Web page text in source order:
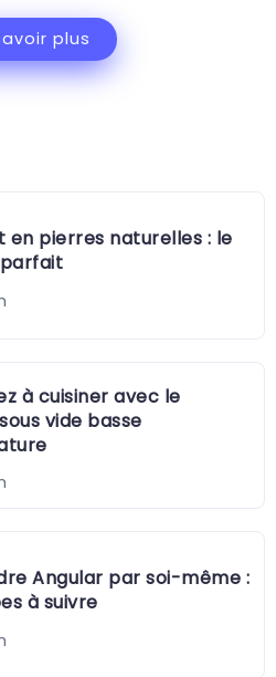
plus
en pierres naturelles : le
à cuisiner avec le
vide basse
Angular par soi-même :
à suivre